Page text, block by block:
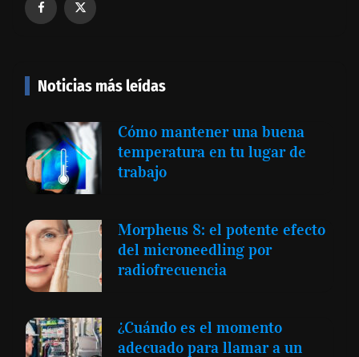
Noticias más leídas
Cómo mantener una buena
temperatura en tu lugar de
trabajo
Morpheus 8: el potente efecto
del microneedling por
radiofrecuencia
¿Cuándo es el momento
adecuado para llamar a un